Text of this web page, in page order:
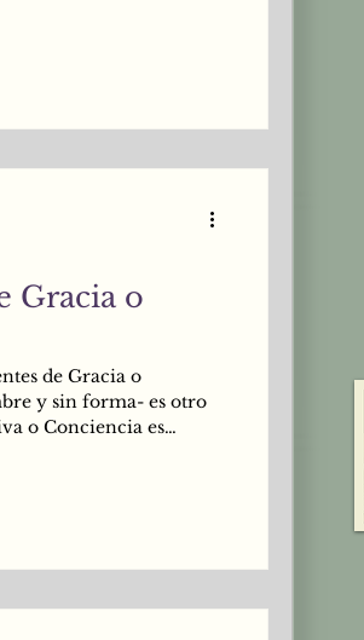
Gracia o
de Gracia o
y sin forma- es otro
o Conciencia es